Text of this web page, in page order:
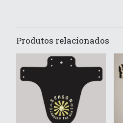
Produtos relacionados